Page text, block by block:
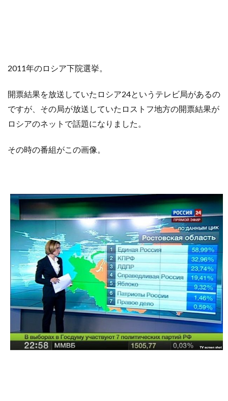
2011年のロシア下院選挙。
開票結果を放送していたロシア24というテレビ局があるの
ですが、その局が放送していたロストフ地方の開票結果が
ロシアのネットで話題になりました。
その時の番組がこの画像。